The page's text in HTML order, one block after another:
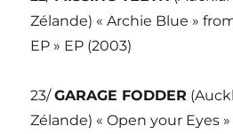
Zélande) « Archie Blue »
EP » EP (2003)
23/GARAGE FODDER
Zélande) « Open your Eyes